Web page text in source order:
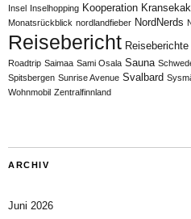
Insel Inselhopping Kooperation
Monatsrückblick nordlandfieber NordNerds
Reisebericht Reiseberichte
Roadtrip Saimaa Sami Osala Sauna
Spitsbergen Sunrise Avenue Svalbard
Wohnmobil Zentralfinnland
ARCHIV
Juni 2026